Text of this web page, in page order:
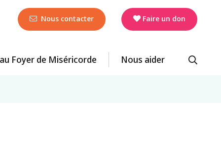
Nous contacter Faire un don
Foyer de Miséricorde Nous aider